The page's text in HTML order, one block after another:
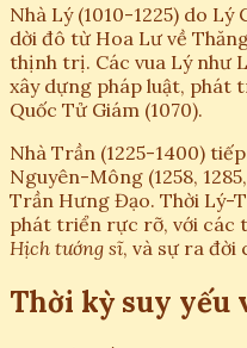
Nhà Lý (1010-1225) do Lý
dời đô từ Hoa Lư về
thịnh trị. Các vua Lý như
xây dựng pháp luật, phát
Quốc Tử Giám (1070).
Nhà Trần (1225-1400)
Nguyên-Mông (1258,
Trần Hưng Đạo. Thời Lý-
phát triển rực rỡ, với các
Hịch tướng sĩ, và sự ra đời
Thời kỳ suy yếu